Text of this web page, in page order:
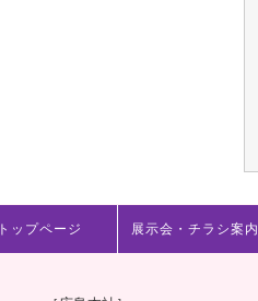
トップページ 展示会・チラシ案内